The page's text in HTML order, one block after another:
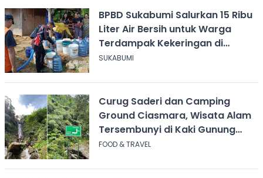
BPBD Sukabumi Salurkan 15 Ribu
Liter Air Bersih untuk Warga
Terdampak Kekeringan di
Cicurug
SUKABUMI
Curug Saderi dan Camping
Ground Ciasmara, Wisata Alam
Tersembunyi di Kaki Gunung
Salak
FOOD & TRAVEL